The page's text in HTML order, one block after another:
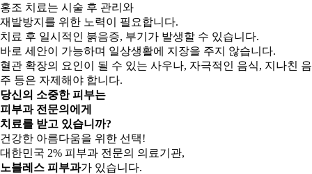
홍조 치료는 시술 후 관리와
재발방지를 위한 노력이 필요합니다.
치료 후 일시적인 붉음증, 부기가 발생할 수 있습니다.
바로 세안이 가능하며 일상생활에 지장을 주지 않습니다.
혈관 확장의 요인이 될 수 있는 사우나, 자극적인 음식, 지나친 음
주 등은 자제해야 합니다.
당신의 소중한 피부는
피부과 전문의 에게
치료를 받고 있습니까?
건강한 아름다움을 위한 선택!
대한민국 2% 피부과 전문의 의료기관,
노블레스 피부과가 있습니다.